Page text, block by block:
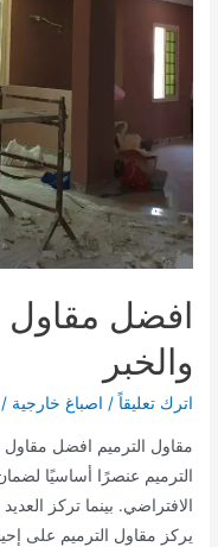
افضل مقاول
والخبر
اترك تعليقاً / اصباغ خارجية
مقاول الترميم افضل مقاول
الترميم عنصرًا أساسيًا
الافتراضي. بينما تركز
يركز مقاول الترميم على